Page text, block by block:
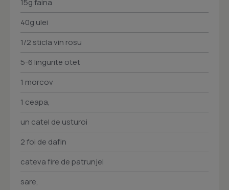
15g faina
40g ulei
1/2 sticla vin rosu
5-6 lingurite otet
1 morcov
1 ceapa,
un catel de usturoi
2 foi de dafin
cateva fire de patrunjel
sare,